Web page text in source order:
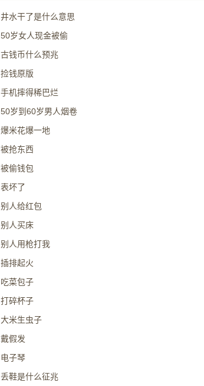
井水干了是什么意思
50岁女人现金被偷
古钱币什么预兆
捡钱原版
手机摔得稀巴烂
50岁到60岁男人烟卷
爆米花爆一地
被抢东西
被偷钱包
表坏了
别人给红包
别人买床
别人用枪打我
插排起火
吃菜包子
打碎杯子
大米生虫子
戴假发
电子琴
丢鞋是什么征兆